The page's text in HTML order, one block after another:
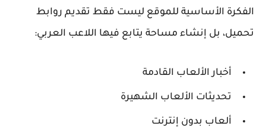
الفكرة الأساسية للموقع ليست فقط تقديم روابط
تحميل، بل إنشاء مساحة يتابع فيها اللاعب العربي:
أخبار الألعاب القادمة
تحديثات الألعاب الشهيرة
ألعاب بدون إنترنت